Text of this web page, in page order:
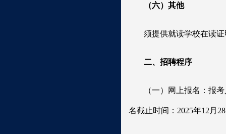
（六）其他
须提供就读学校在读
二、招聘程序
（一）网上报名：报
名截止时间：2025年12月